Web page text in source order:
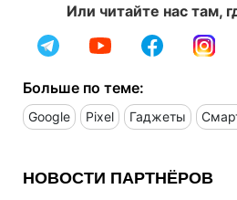
Или читайте нас там,
Больше по теме:
Google Pixel Гаджеты